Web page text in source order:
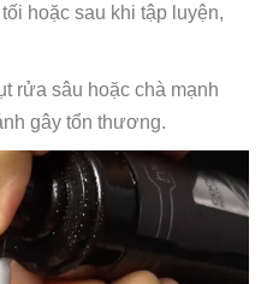
hoặc sau khi tập luyện,
rửa sâu hoặc chà mạnh
gây tổn thương.